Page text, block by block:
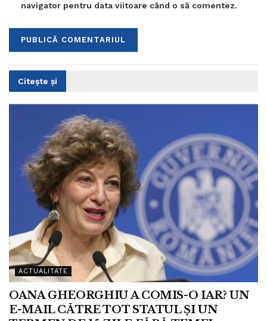
navigator pentru data viitoare când o să comentez.
Citește și
ACTUALITATE
OANA GHEORGHIU A COMIS-O IAR? UN
E-MAIL CĂTRE TOT STATUL ȘI UN